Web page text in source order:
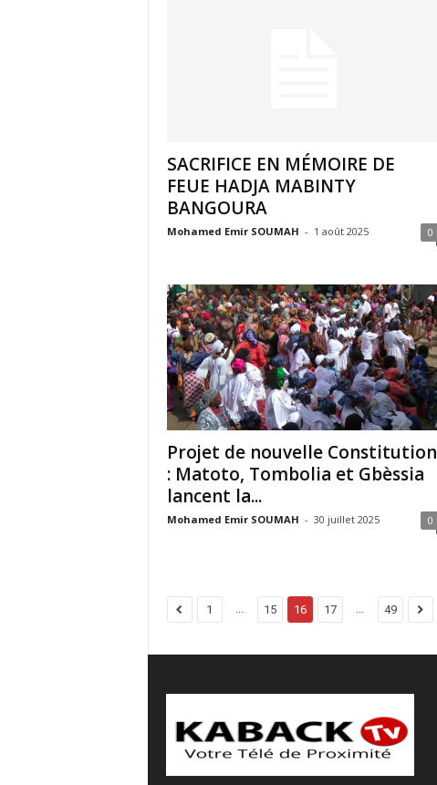
SACRIFICE EN MÉMOIRE DE
FEUE HADJA MABINTY
BANGOURA
Mohamed Emir SOUMAH - 1 août 2025 0
Projet de nouvelle Constitution
: Matoto, Tombolia et Gbèssia
lancent la...
Mohamed Emir SOUMAH - 30 juillet 2025 0
1 ... 15 16 17 ... 49